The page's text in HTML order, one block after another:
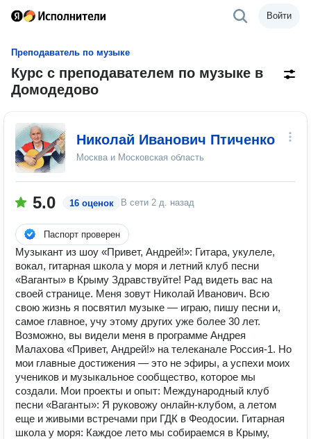
Войти
Преподаватель по музыке
Курс с преподавателем по музыке в
Домодедово
Николай Иванович Птиченко
Москва и Московская область
5.0 16 оценок В сети 2 д. назад
Паспорт проверен
Музыкант из шоу «Привет, Андрей!»: Гитара, укулеле,
вокал, гитарная школа у моря и летний клуб песни
«Ваганты» в Крыму Здравствуйте! Рад видеть вас на
своей странице. Меня зовут Николай Иванович. Всю
свою жизнь я посвятил музыке — играю, пишу песни и,
самое главное, учу этому других уже более 30 лет.
Возможно, вы видели меня в программе Андрея
Малахова «Привет, Андрей!» на телеканале Россия-1. Но
мои главные достижения — это не эфиры, а успехи моих
учеников и музыкальное сообщество, которое мы
создали. Мои проекты и опыт: Международный клуб
песни «Ваганты»: Я руковожу онлайн-клубом, а летом
еще и живыми встречами при ГДК в Феодосии. Гитарная
школа у моря: Каждое лето мы собираемся в Крыму,